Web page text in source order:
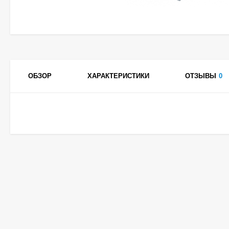
ОБЗОР ХАРАКТЕРИСТИКИ ОТЗЫВЫ 0